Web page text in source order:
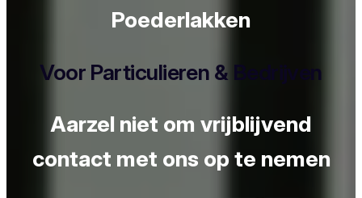
Poederlakken
Voor Particulieren & Bedrijven
Aarzel niet om vrijblijvend
contact met ons op te nemen